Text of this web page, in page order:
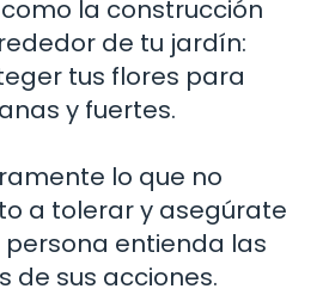
la construcción
de tu jardín:
tus flores para
y fuertes.
lo que no
a tolerar y asegúrate
entienda las
de sus acciones.